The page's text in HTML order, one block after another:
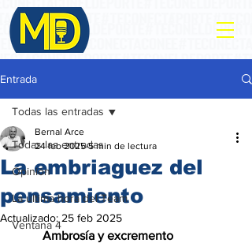
Entrada
Todas las entradas
Opinión
La ultima hora del Team
Ventana 4
Todas las entradas
La embriaguez del
pensamiento
Bernal Arce
24 feb 2025 5 min de lectura
Actualizado: 25 feb 2025
         Ambrosía y excremento